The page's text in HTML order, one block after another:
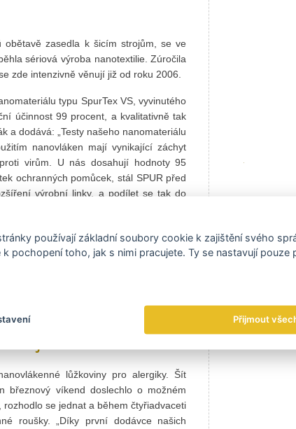
obětavě zasedla k šicím strojům, se ve
sériová výroba nanotextilie. Zúročila
zde intenzivně věnují již od roku 2006.
typu SpurTex VS, vyvinutého
účinnost 99 procent, a kvalitativně tak
a dodává: „Testy našeho nanomateriálu
nanovláken mají vynikající záchyt
virům. U nás dosahují hodnoty 95
ochranných pomůcek, stál SPUR před
výrobní linky, a podílet se tak do
jsme se rozhodli, že budeme zajišťovat
v České republice, ale především
respirátorů třídy FFP2 a FFP3.
od května produkujeme nanotextilii na
Dudák.
výroby nanovlákna pro pokrytí
ale i v Evropské unii.
lůžkoviny pro alergiky. Šít
víkend doslechlo o možném
se jednat a během čtyřiadvaceti
roušky. „Díky první dodávce našich
používají základní soubory cookie k zajištění svého
pochopení toho, jak s nimi pracujete. Ty se nastavují pouze
Přijmout